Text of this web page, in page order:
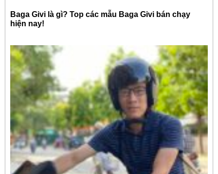
Baga Givi là gì? Top các mẫu Baga Givi bán chạy
hiện nay!